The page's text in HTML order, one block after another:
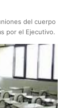
del cuerpo
por el Ejecutivo.